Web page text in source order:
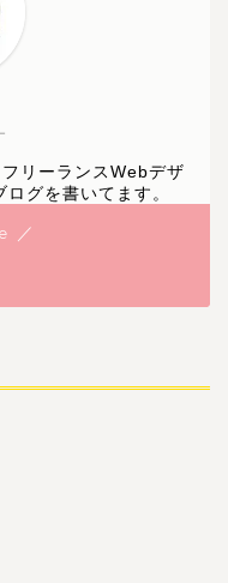
リーランスWebデザ
グを書いてます。
／